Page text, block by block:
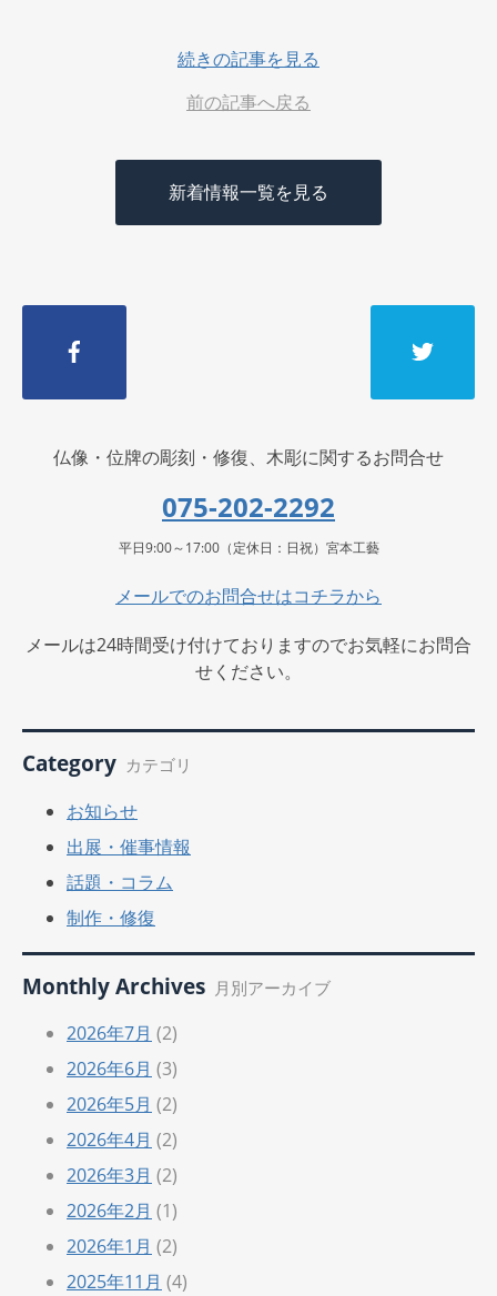
続きの記事を見る
前の記事へ戻る
新着情報一覧を見る
仏像・位牌の彫刻・修復、木彫に関するお問合せ
075-202-2292
平日9:00～17:00（定休日：日祝）宮本工藝
メールでのお問合せはコチラから
メールは24時間受け付けておりますのでお気軽にお問合
せください。
Category カテゴリ
お知らせ
出展・催事情報
話題・コラム
制作・修復
Monthly Archives 月別アーカイブ
2026年7月 (2)
2026年6月 (3)
2026年5月 (2)
2026年4月 (2)
2026年3月 (2)
2026年2月 (1)
2026年1月 (2)
2025年11月 (4)